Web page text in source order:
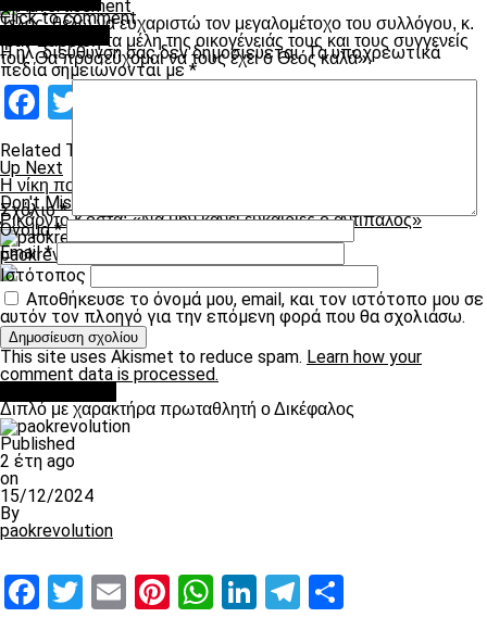
Τέλος, θέλω να ευχαριστώ τον μεγαλομέτοχο του συλλόγου, κ.
Ιβάν Σαββίδη τα μέλη της οικογένειάς τους και τους συγγενείς
του. Θα προσεύχομαι να τους έχει ο Θεός καλά».
Facebook
Related Topics:
Up Next
Η νίκη που τον είχε φέρει στο +5
Don't Miss
Ρικάρντο Κόστα: «Να μην κάνει ευκαιρίες ο αντίπαλος»
paokrevolution
Click to comment
Η ηλ. διεύθυνση σας δεν δημοσιεύεται. Τα υποχρεωτικά
πεδία σημειώνονται με*
Σχόλιο*
Όνομα*
Email*
Ιστότοπος
Αποθήκευσε το όνομά μου, email, και τον ιστότοπο μου σε
αυτόν τον πλοηγό για την επόμενη φορά που θα σχολιάσω.
This site uses Akismet to reduce spam. Learn how your
comment data is processed.
Διπλό με χαρακτήρα πρωταθλητή ο Δικέφαλος
Published
2 έτη ago
on
15/12/2024
By
paokrevolution
Facebook
Twitter
EmailPinterest
WhatsApp
LinkedIn
Telegram